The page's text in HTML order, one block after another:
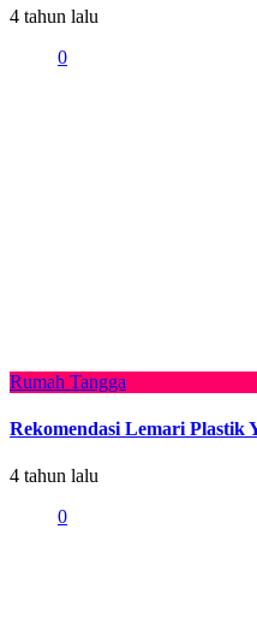
4 tahun lalu
0
Rumah Tangga
Rekomendasi Lemari Plastik
4 tahun lalu
0